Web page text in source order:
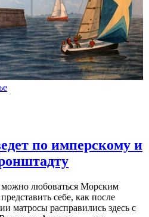
по имперскому и
любоваться Морским
себе, как после
матросы расправились здесь с